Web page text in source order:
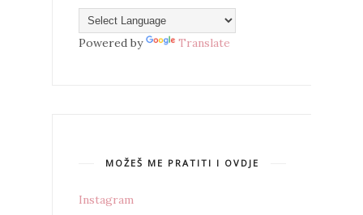
Powered by Translate
MOŽEŠ ME PRATITI I OVDJE
Instagram